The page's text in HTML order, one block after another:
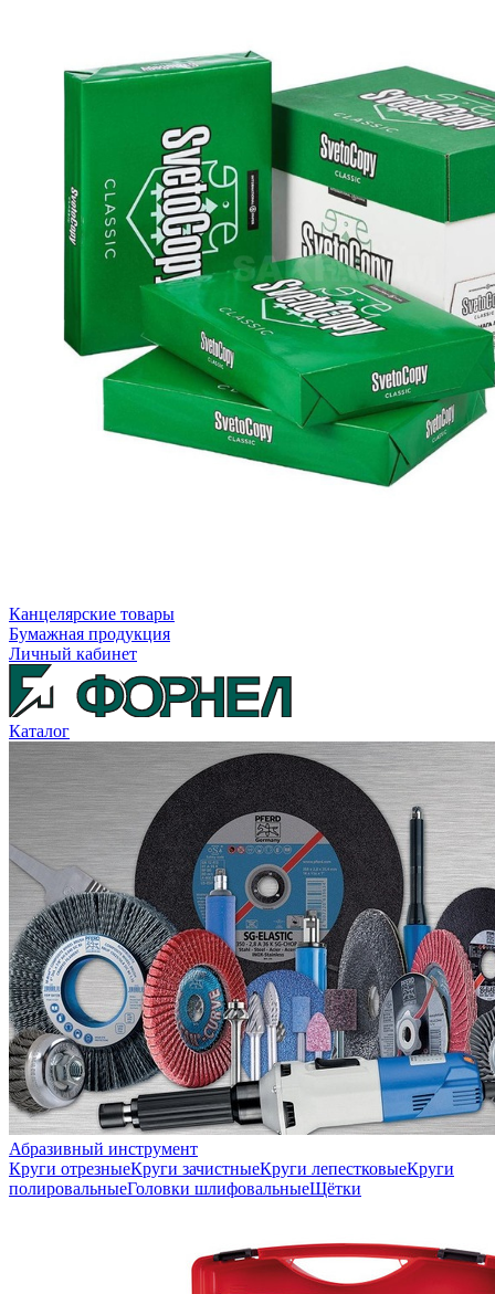
Канцелярские товары
Бумажная продукция
Личный кабинет
Каталог
Абразивный инструмент
Круги отрезныеКруги зачистныеКруги лепестковыеКруги
полировальныеГоловки шлифовальныеЩётки